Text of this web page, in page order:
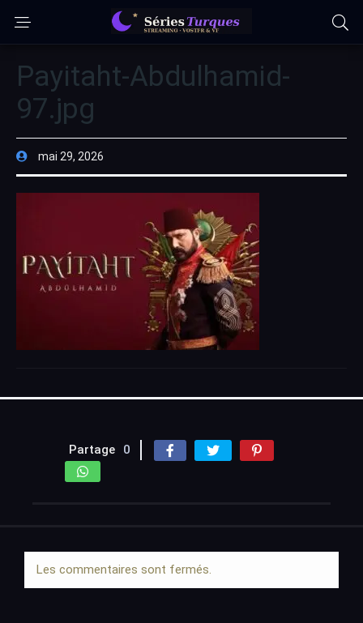
Payitaht-Abdulhamid-
97.jpg
mai 29, 2026
Partage 0
Les commentaires sont fermés.